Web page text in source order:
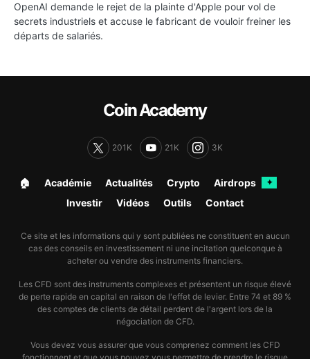
OpenAI demande le rejet de la plainte d'Apple pour vol de
secrets industriels et accuse le fabricant de vouloir freiner les
départs de salariés.
Coin Academy
201K 21K 3K
🏠︎ Académie Actualités Crypto Airdrops ✦
Investir Vidéos Outils Contact
Ce site et les informations qui y sont publiées ne constituent en aucun
cas des conseils en investissement ni une incitation quelconque à
acheter ou vendre des instruments financiers.
Les CFD sont des instruments complexes et présentent un risque élevé
de perte rapide en capital en raison de l'effet de levier. Entre 74 et 89 %
des comptes de clients de détail perdent de l'argent lors de la
négociation de CFD.
Vous devez vous assurer que vous comprenez comment les CFD